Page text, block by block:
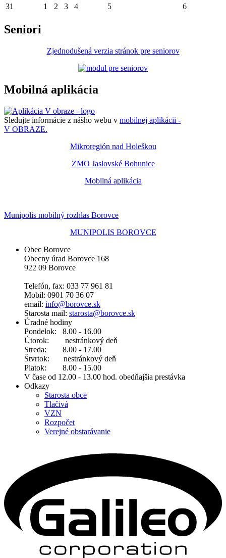
31
1 2 3 4 5 6
Seniori
Zjednodušená verzia stránok pre seniorov
Mobilná aplikácia
Sledujte informácie z nášho webu v mobilnej aplikácii -
V OBRAZE.
Mikroregión nad Holeškou
ZMO Jaslovské Bohunice
Mobilná aplikácia
Munipolis mobilný rozhlas Borovce
MUNIPOLIS BOROVCE
Obec Borovce
Obecny úrad Borovce 168
922 09 Borovce
Telefón, fax: 033 77 961 81
Mobil: 0901 70 36 07
email: info@borovce.sk
Starosta mail: starosta@borovce.sk
Úradné hodiny
Pondelok: 8.00 - 16.00
Útorok: nestránkový deň
Streda: 8.00 - 17.00
Štvrtok: nestránkový deň
Piatok: 8.00 - 15.00
V čase od 12.00 - 13.00 hod. obedňajšia prestávka
Odkazy
Starosta obce
Tlačivá
VZN
Rozpočet
Verejné obstarávanie